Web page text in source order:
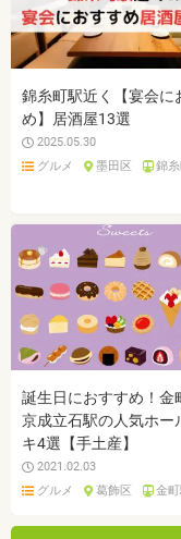
錦糸町駅近く【宴会に
め】居酒屋13選
2025.05.30
グルメ
墨田区 錦
誕生日におすすめ！金
京成立石駅の人気ホー
キ4選【手土産】
2021.02.03
グルメ
葛飾区 金